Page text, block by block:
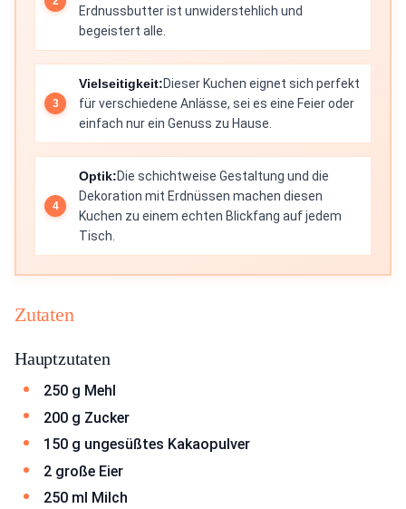
Erdnussbutter ist unwiderstehlich und
begeistert alle.
Vielseitigkeit:Dieser Kuchen eignet sich perfekt
für verschiedene Anlässe, sei es eine Feier oder
einfach nur ein Genuss zu Hause.
Optik:Die schichtweise Gestaltung und die
Dekoration mit Erdnüssen machen diesen
Kuchen zu einem echten Blickfang auf jedem
Tisch.
Zutaten
Hauptzutaten
250 g Mehl
200 g Zucker
150 g ungesüßtes Kakaopulver
2 große Eier
250 ml Milch